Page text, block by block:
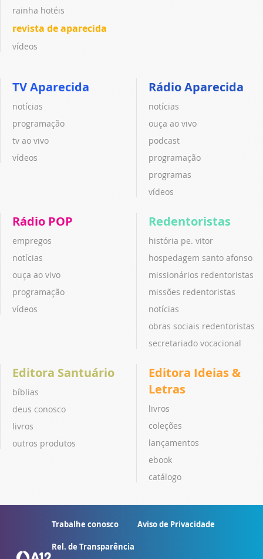
rainha hotéis
revista de aparecida
vídeos
TV Aparecida
notícias
programação
tv ao vivo
vídeos
Rádio Aparecida
notícias
ouça ao vivo
podcast
programação
programas
vídeos
Rádio POP
empregos
notícias
ouça ao vivo
programação
vídeos
Redentoristas
história pe. vitor
hospedagem santo afonso
missionários redentoristas
missões redentoristas
notícias
obras sociais redentoristas
secretariado vocacional
Editora Santuário
bíblias
deus conosco
livros
outros produtos
Editora Ideias &
Letras
livros
coleções
lançamentos
ebook
catálogo
Trabalhe conosco Aviso de Privacidade
Rel. de Transparência